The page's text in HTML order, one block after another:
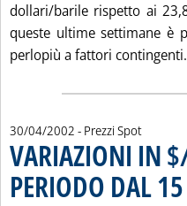
dollari/barile rispetto ai
queste ultime settimane è
perlopiù a fattori
30/04/2002 - Prezzi Spot
VARIAZIONI IN
PERIODO DAL